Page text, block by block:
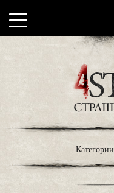
Категории